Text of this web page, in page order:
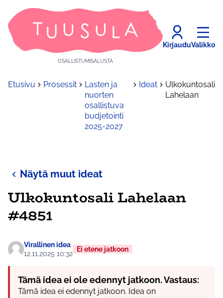
OSALLISTUMISALUSTA
KirjauduValikko
Etusivu Prosessit
Lasten ja
nuorten
osallistuva
budjetointi
2025-2027
Ideat
Ulkokuntosali
Lahelaan
Näytä muut ideat
Ulkokuntosali Lahelaan
#4851
Virallinen idea
12.11.2025 10:32
Ei etene jatkoon
Tämä idea ei ole edennyt jatkoon. Vastaus:
Tämä idea ei edennyt jatkoon. Idea on